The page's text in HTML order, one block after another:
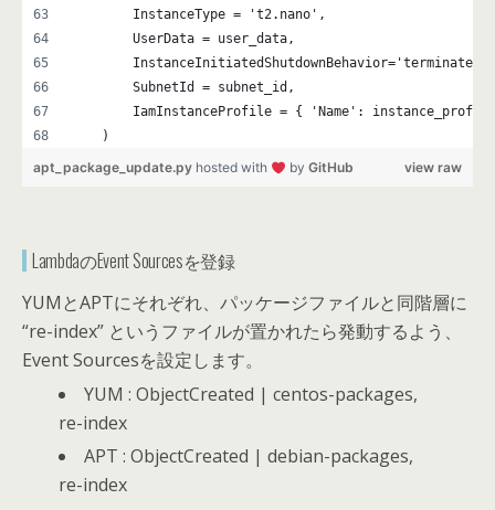
        InstanceType = 't2.nano',
        UserData = user_data,
        InstanceInitiatedShutdownBehavior='terminate',
        SubnetId = subnet_id,
IamInstanceProfile = { 'Name':
    )
view raw
apt_package_update.py hosted with by GitHub
LambdaのEvent Sourcesを登録
YUMとAPTにそれぞれ、パッケージファイルと同階層に
“re-index” というファイルが置かれたら発動するよう、
Event Sourcesを設定します。
YUM : ObjectCreated | centos-packages,
re-index
APT : ObjectCreated | debian-packages,
re-index